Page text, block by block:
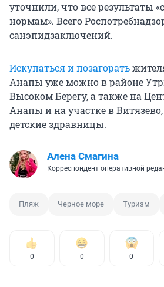
уточнили, что все результаты
нормам». Всего
санэпидзаключений.
Искупаться и позагорать
Анапы уже можно в районе
Высоком Берегу, а также на
Анапы и на участке в Витязево,
детские здравницы.
Алена Смагина
Корреспондент оперативной
Пляж Черное море Туризм
0 0 0